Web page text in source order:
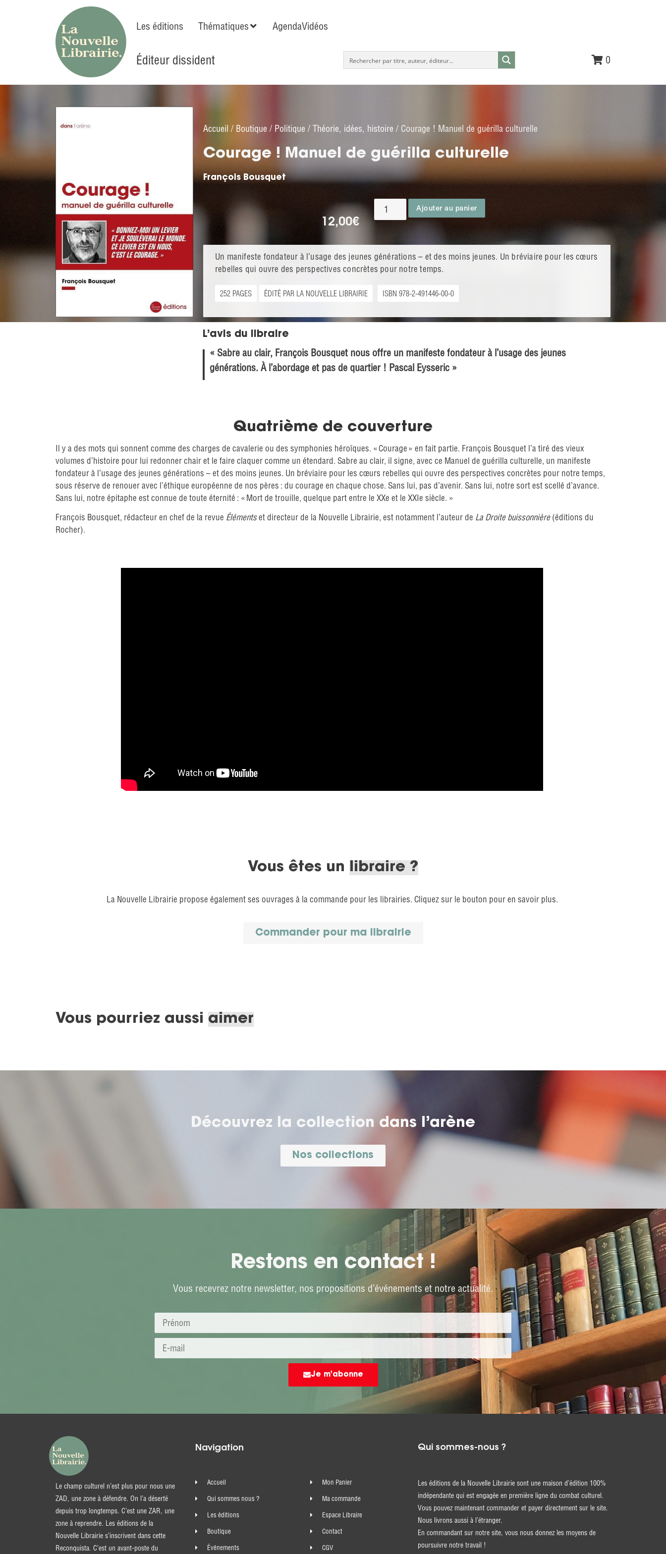
Les éditions Thématiques AgendaVidéos
Éditeur dissident 0
Accueil / Boutique / Politique / Théorie, idées, histoire / Courage ! Manuel de guérilla culturelle
Courage ! Manuel de guérilla culturelle
François Bousquet
12,00€
Ajouter au panier
Un manifeste fondateur à l’usage des jeunes générations – et des moins jeunes. Un bréviaire pour les cœurs
rebelles qui ouvre des perspectives concrètes pour notre temps.
252 PAGES ÉDITÉ PAR LA NOUVELLE LIBRAIRIE ISBN 978-2-491446-00-0
L’avis du libraire
« Sabre au clair, François Bousquet nous offre un manifeste fondateur à l’usage des jeunes
générations. À l’abordage et pas de quartier ! Pascal Eysseric »
Quatrième de couverture
Il y a des mots qui sonnent comme des charges de cavalerie ou des symphonies héroïques. « Courage » en fait partie. François Bousquet l’a tiré des vieux
volumes d’histoire pour lui redonner chair et le faire claquer comme un étendard. Sabre au clair, il signe, avec ce Manuel de guérilla culturelle, un manifeste
fondateur à l’usage des jeunes générations – et des moins jeunes. Un bréviaire pour les cœurs rebelles qui ouvre des perspectives concrètes pour notre temps,
sous réserve de renouer avec l’éthique européenne de nos pères : du courage en chaque chose. Sans lui, pas d’avenir. Sans lui, notre sort est scellé d’avance.
Sans lui, notre épitaphe est connue de toute éternité : « Mort de trouille, quelque part entre le XXe et le XXIe siècle. »
François Bousquet, rédacteur en chef de la revue Élémentset directeur de la Nouvelle Librairie, est notamment l’auteur de La Droite buissonnière(éditions du
Rocher).
Vous êtes un libraire ?
La Nouvelle Librairie propose également ses ouvrages à la commande pour les librairies. Cliquez sur le bouton pour en savoir plus.
Commander pour ma librairie
Vous pourriez aussi aimer
Découvrez la collection dans l’arène
Nos collections
Restons en contact !
Vous recevrez notre newsletter, nos propositions d’événements et notre actualité.
Je m'abonne
Le champ culturel n’est plus pour nous une
ZAD, une zone à défendre. On l’a déserté
depuis trop longtemps. C’est une ZAR, une
zone à reprendre. Les éditions de la
Nouvelle Librairie s’inscrivent dans cette
Reconquista. C’est un avant-poste du
Navigation
Accueil
Qui sommes nous ?
Les éditions
Boutique
Événements
Mon Panier
Ma commande
Espace Libraire
Contact
CGV
Qui sommes-nous ?
Les éditions de la Nouvelle Librairie sont une maison d’édition 100%
indépendante qui est engagée en première ligne du combat culturel.
Vous pouvez maintenant commander et payer directement sur le site.
Nous livrons aussi à l’étranger.
En commandant sur notre site, vous nous donnez les moyens de
poursuivre notre travail !